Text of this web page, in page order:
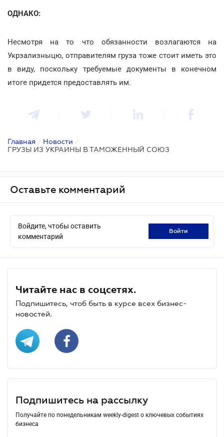
ОДНАКО:
Несмотря на то что обязанности возлагаются на
Укрзализныцю, отправителям груза тоже стоит иметь это
в виду, поскольку требуемые документы в конечном
итоге придется предоставлять им.
Главная / Новости /
ГРУЗЫ ИЗ УКРАИНЫ В ТАМОЖЕННЫЙ СОЮЗ
Оставьте комментарий
Войдите, чтобы оставить
комментарий
войти
Читайте нас в соцсетях.
Подпишитесь, чтоб быть в курсе всех бизнес-
новостей.
Подпишитесь на рассылку
Получайте по понедельникам weekly-digest о ключевых событиях
бизнеса